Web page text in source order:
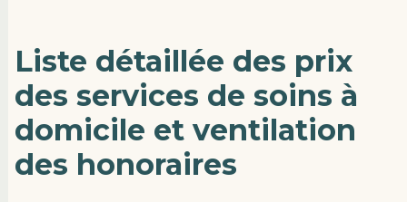
Liste détaillée des prix
des services de soins à
domicile et ventilation
des honoraires